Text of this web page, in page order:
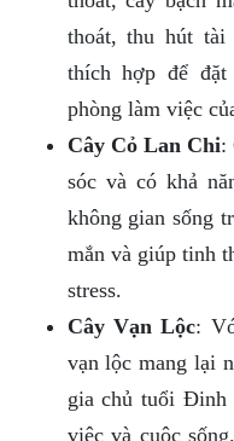
thoát, thu hút
thích hợp để đặt
phòng làm việc
Cây Cỏ Lan Chi:
sóc và có khả
không gian sống
mắn và giúp tinh
stress.
Cây Vạn Lộc:
vạn lộc mang lại
gia chủ tuổi Đinh
việc và cuộc